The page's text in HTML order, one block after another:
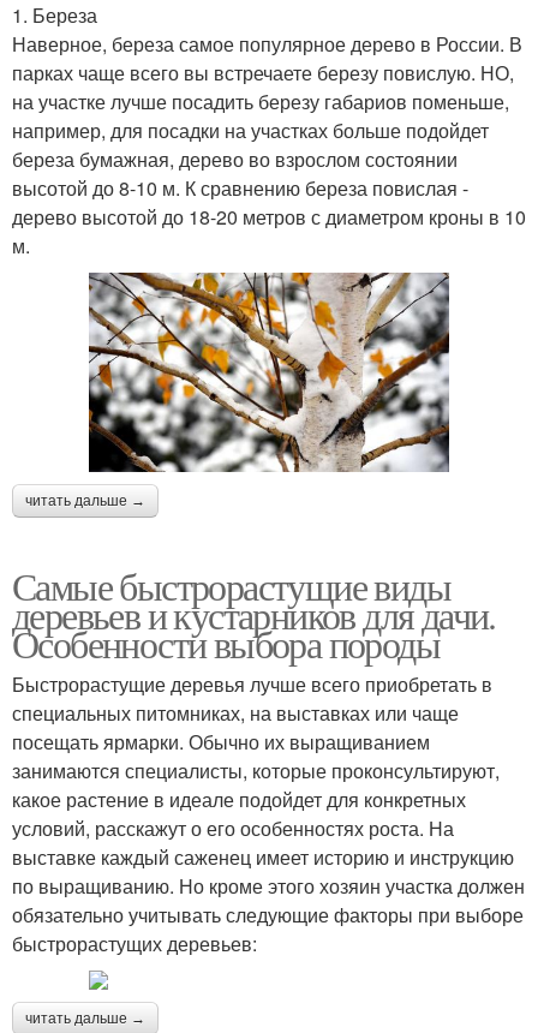
1. Береза
Наверное, береза самое популярное дерево в России. В
парках чаще всего вы встречаете березу повислую. НО,
на участке лучше посадить березу габариов поменьше,
например, для посадки на участках больше подойдет
береза бумажная, дерево во взрослом состоянии
высотой до 8-10 м. К сравнению береза повислая -
дерево высотой до 18-20 метров с диаметром кроны в 10
м.
читать дальше →
Самые быстрорастущие виды
деревьев и кустарников для дачи.
Особенности выбора породы
Быстрорастущие деревья лучше всего приобретать в
специальных питомниках, на выставках или чаще
посещать ярмарки. Обычно их выращиванием
занимаются специалисты, которые проконсультируют,
какое растение в идеале подойдет для конкретных
условий, расскажут о его особенностях роста. На
выставке каждый саженец имеет историю и инструкцию
по выращиванию. Но кроме этого хозяин участка должен
обязательно учитывать следующие факторы при выборе
быстрорастущих деревьев:
читать дальше →